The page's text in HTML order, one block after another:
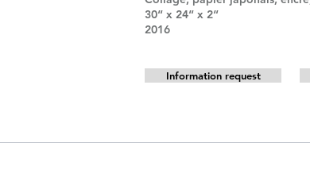
30“ x 24“ x 2“
2016
Information request